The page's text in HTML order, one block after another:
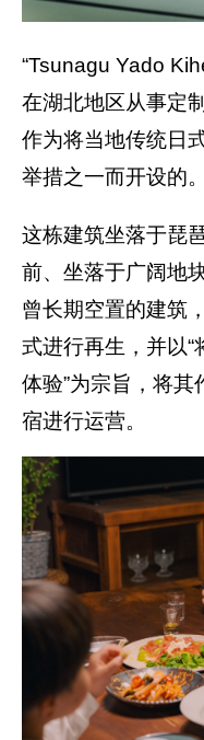
“Tsunagu Yado
在湖北地区从事定
作为将当地传统日
举措之一而开设的。
这栋建筑坐落于琵
前、坐落于广阔地
曾长期空置的建筑
式进行再生，并以
体验”为宗旨，将
宿进行运营。